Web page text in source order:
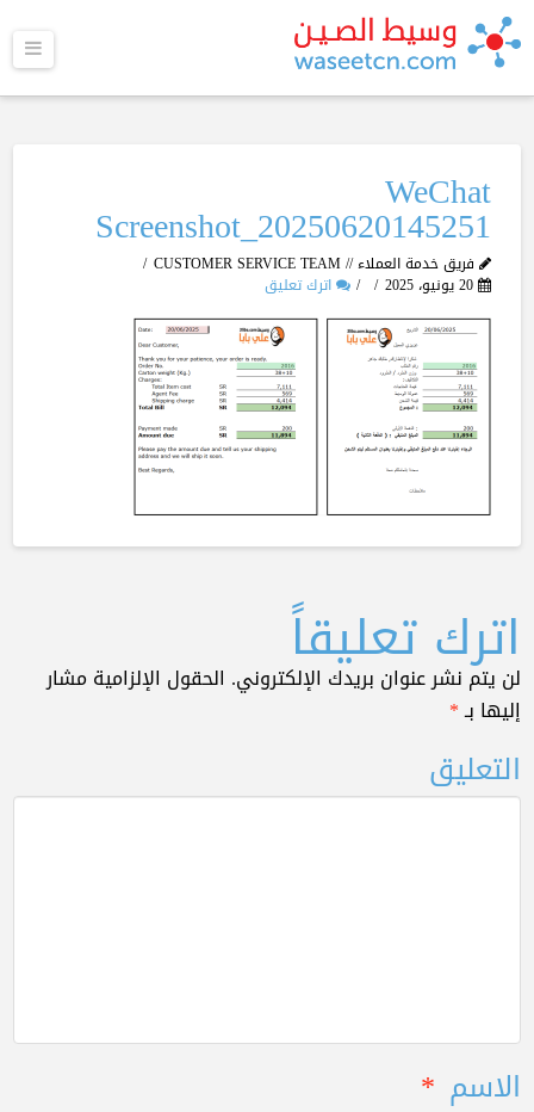
WeChat
Screenshot_20250620145251
فريق خدمة العملاء // CUSTOMER SERVICE TEAM
20 يونيو، 2025
اترك تعليق
اترك تعليقاً
لن يتم نشر عنوان بريدك الإلكتروني. الحقول الإلزامية مشار
إليها بـ*
التعليق
الاسم *